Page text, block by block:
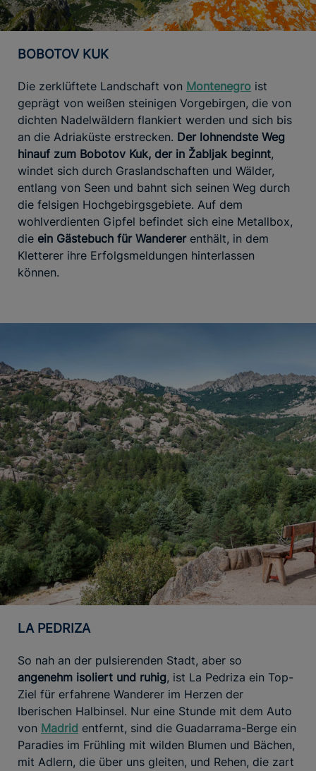
BOBOTOV KUK
Die zerklüftete Landschaft von Montenegro ist
geprägt von weißen steinigen Vorgebirgen, die von
dichten Nadelwäldern flankiert werden und sich bis
an die Adriaküste erstrecken. Der lohnendste Weg
hinauf zum Bobotov Kuk, der in Žabljak beginnt,
windet sich durch Graslandschaften und Wälder,
entlang von Seen und bahnt sich seinen Weg durch
die felsigen Hochgebirgsgebiete. Auf dem
wohlverdienten Gipfel befindet sich eine Metallbox,
die ein Gästebuch für Wandererenthält, in dem
Kletterer ihre Erfolgsmeldungen hinterlassen
können.
LA PEDRIZA
So nah an der pulsierenden Stadt, aber so
angenehm isoliert und ruhig, ist La Pedriza ein Top-
Ziel für erfahrene Wanderer im Herzen der
Iberischen Halbinsel. Nur eine Stunde mit dem Auto
von Madrid entfernt, sind die Guadarrama-Berge ein
Paradies im Frühling mit wilden Blumen und Bächen,
mit Adlern, die über uns gleiten, und Rehen, die zart